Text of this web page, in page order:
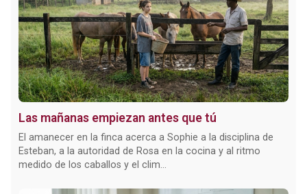
Las mañanas empiezan antes que tú
El amanecer en la finca acerca a Sophie a la disciplina de
Esteban, a la autoridad de Rosa en la cocina y al ritmo
medido de los caballos y el clim...